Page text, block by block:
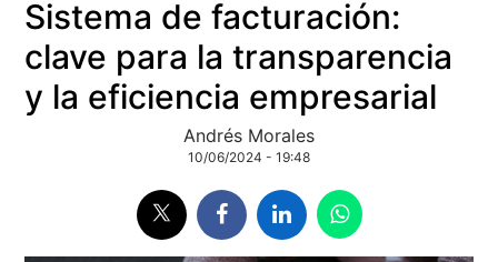
Sistema de facturación:
clave para la transparencia
y la eficiencia empresarial
Andrés Morales
10/06/2024 - 19:48